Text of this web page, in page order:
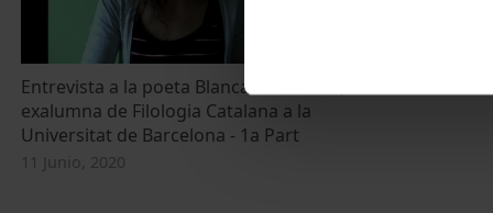
Entrevista a la poeta Blanca Llum Vidal,
exalumna de Filologia Catalana a la
Universitat de Barcelona - 1a Part
11 Junio, 2020